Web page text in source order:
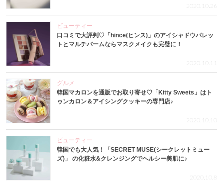
2020.10.26
ビューティー
口コミで大評判♡「hince(ヒンス)」のアイシャドウパレッ
トとマルチバームならマスクメイクも完璧に！
2020.10.11
グルメ
韓国マカロンを通販でお取り寄せ♡「Kitty Sweets」はト
ゥンカロン＆アイシングクッキーの専門店♪
2020.10.10
ビューティー
韓国でも大人気！「SECRET MUSE(シークレットミュー
ズ)」 の化粧水&クレンジングでヘルシー美肌に♪
2020.10.8